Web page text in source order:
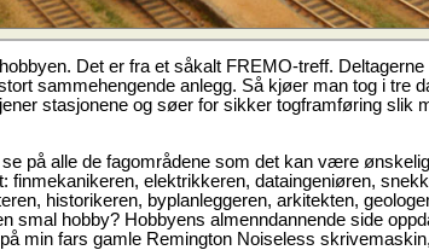
Det er fra et såkalt FREMO-treff.
sammehengende anlegg. Så kjøer man tog i tre
stasjonene og søer for sikker togframføring slik
på alle de fagområdene som det kan være
finmekanikeren, elektrikkeren, dataingeniøren,
historikeren, byplanleggeren, arkitekten,
smal hobby? Hobbyens almenndannende side
min fars gamle Remington Noiseless